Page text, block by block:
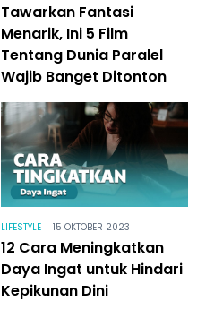
Tawarkan Fantasi
Menarik, Ini 5 Film
Tentang Dunia Paralel
Wajib Banget Ditonton
LIFESTYLE | 15 OKTOBER 2023
12 Cara Meningkatkan
Daya Ingat untuk Hindari
Kepikunan Dini